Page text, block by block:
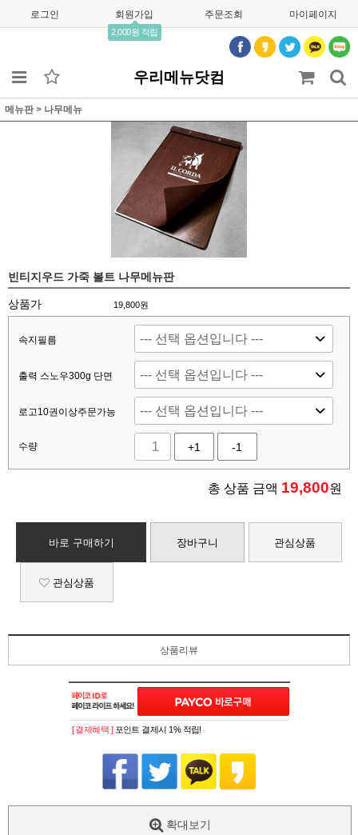
로그인 회원가입
2,000원 적립
주문조회 마이페이지
우리메뉴닷컴
메뉴판 > 나무메뉴
빈티지우드 가죽 볼트 나무메뉴판
상품가 19,800원
속지필름
출력 스노우300g 단면
로고10권이상주문가능
수량 +1 -1
총 상품 금액 19,800원
바로 구매하기 장바구니 관심상품
관심상품
상품리뷰
[ 결제혜택 ] 포인트 결제시 1% 적립!
확대보기